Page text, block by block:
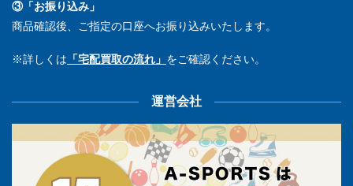
③「お振り込み」
商品確認後、ご指定の口座へお振り込みいたします。
※詳しくは 「宅配買取の流れ」 をご確認ください。
運営会社